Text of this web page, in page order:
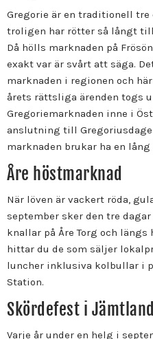
Gregorie är en traditionell tre
troligen har rötter så långt
Då hölls marknaden på
exakt var är svårt att säga.
marknaden i regionen och
årets rättsliga ärenden togs
Gregoriemarknaden inne i
anslutning till
marknaden brukar ha en
Åre höstmarknad
När löven är vackert röda,
september sker den tre
knallar på Åre Torg och
hittar du de som säljer
luncher inklusiva kolbullar i
Station.
Skördefest i
Varje år under en helg i